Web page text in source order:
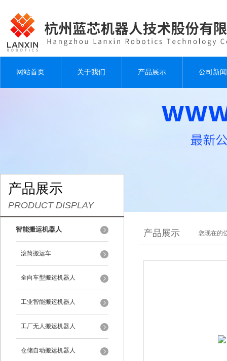
网站首页 关于我们 产品展示 公司新闻
产品展示
PRODUCT DISPLAY
智能搬运机器人
滚筒搬运车
全向车型搬运机器人
工业智能搬运机器人
工厂无人搬运机器人
仓储自动搬运机器人
产品展示 您现在的